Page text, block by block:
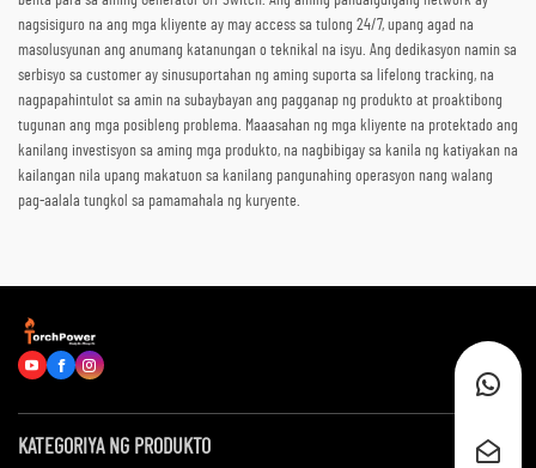
nagsisiguro na ang mga kliyente ay may access sa tulong 24/7, upang agad na
masolusyunan ang anumang katanungan o teknikal na isyu. Ang dedikasyon namin sa
serbisyo sa customer ay sinusuportahan ng aming suporta sa lifelong tracking, na
nagpapahintulot sa amin na subaybayan ang pagganap ng produkto at proaktibong
tugunan ang mga posibleng problema. Maaasahan ng mga kliyente na protektado ang
kanilang investisyon sa aming mga produkto, na nagbibigay sa kanila ng katiyakan na
kailangan nila upang makatuon sa kanilang pangunahing operasyon nang walang
pag-aalala tungkol sa pamamahala ng kuryente.
KATEGORIYA NG PRODUKTO